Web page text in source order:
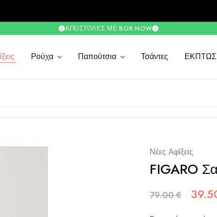
ΑΠΟΣΤΟΛΈΣ ΜΕ BOX NOW
Ρούχα Παπούτσια Τσάντες
Νέες Αφίξεις
FIGARO
79.00€